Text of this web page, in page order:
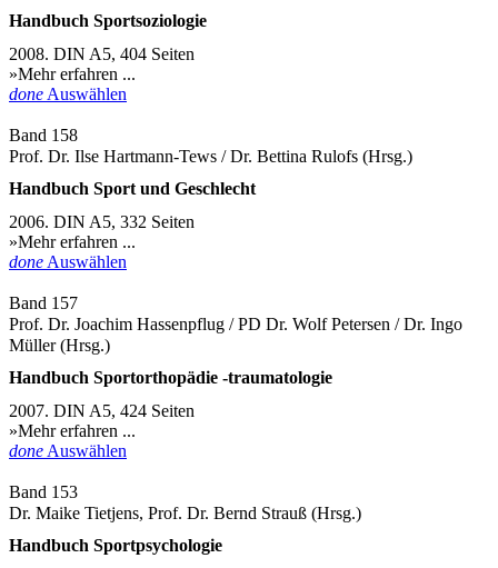
Handbuch Sportsoziologie
2008. DIN A5, 404 Seiten
»Mehr erfahren ...
done Auswählen
Band 158
Prof. Dr. Ilse Hartmann-Tews / Dr. Bettina Rulofs (Hrsg.)
Handbuch Sport und Geschlecht
2006. DIN A5, 332 Seiten
»Mehr erfahren ...
done Auswählen
Band 157
Prof. Dr. Joachim Hassenpflug / PD Dr. Wolf Petersen / Dr. Ingo
Müller (Hrsg.)
Handbuch Sportorthopädie -traumatologie
2007. DIN A5, 424 Seiten
»Mehr erfahren ...
done Auswählen
Band 153
Dr. Maike Tietjens, Prof. Dr. Bernd Strauß (Hrsg.)
Handbuch Sportpsychologie